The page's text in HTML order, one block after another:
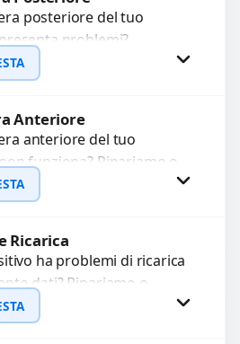
WhatsApp
posteriore del tuo
problemi?
per risolvere guasti come
messa a fuoco non
Preventivo
WhatsApp
Anteriore
anteriore del tuo
funziona? Ripariamo o
fotocamere guaste con
immagini sfocate, messa
Preventivo
WhatsApp
Ricarica
ha problemi di ricarica
dati? Ripariamo o
connettori di ricarica guasti,
danneggiati,...